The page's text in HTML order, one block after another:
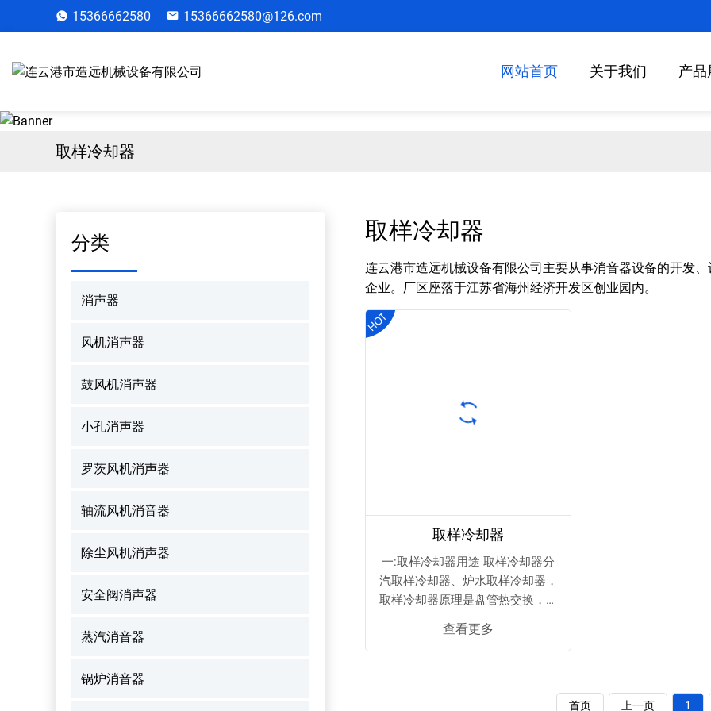
15366662580 15366662580@126.com
网站首页 关于我们 产品
取样冷却器
分类
消声器
风机消声器
鼓风机消声器
小孔消声器
罗茨风机消声器
轴流风机消音器
除尘风机消声器
安全阀消声器
蒸汽消音器
锅炉消音器
取样冷却器
连云港市造远机械设备有限公司主要从事消音器设备的开发
企业。厂区座落于江苏省海州经济开发区创业园内。
取样冷却器
一:取样冷却器用途 取样冷却器分
汽取样冷却器、炉水取样冷却器，
取样冷却器原理是盘管热交换，取
水化验取样冷却，锅炉及热力系统
前应加以冷却，所以要把取样点的
查看更多
首页 上一页 1